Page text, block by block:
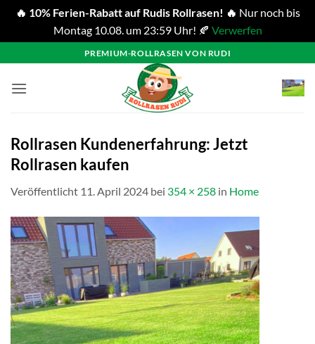
🔥 10% Ferien-Rabatt auf Rudis Rollrasen! 🔥 Nur noch bis
Montag 10.08. um 23:59 Uhr! 🍂 Verwerfen
Inhalt
springen
PREMIUM-ROLLRASEN VON RUDI
Rollrasen Kundenerfahrung: Jetzt
Rollrasen kaufen
Veröffentlicht 11. April 2024 bei 354 × 258 in Home